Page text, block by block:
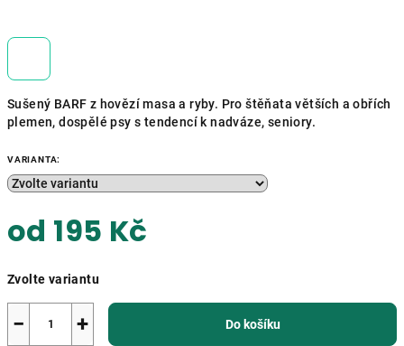
Sušený BARF z hovězí masa a ryby. Pro štěňata větších a obřích
plemen, dospělé psy s tendencí k nadváze, seniory.
VARIANTA:
od 195 Kč
cena:
Zvolte variantu
+
− Do košíku